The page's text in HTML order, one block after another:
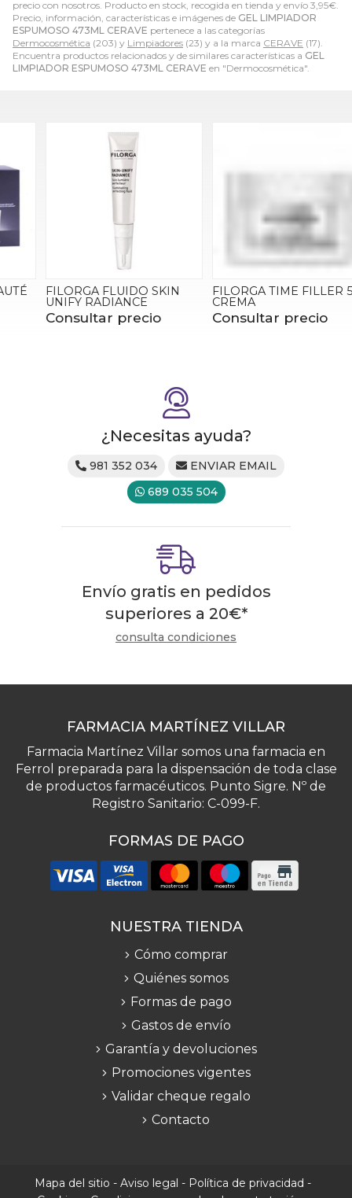
precio con nosotros. Producto en stock, recogida en tienda y envío 3,95€.
Precio, información, características e imágenes de GEL LIMPIADOR
ESPUMOSO 473ML CERAVE pertenece a las categorías
Dermocosmética (203) y Limpiadores (23) y a la marca CERAVE (17).
Encuentra productos relacionados y de similares características a GEL
LIMPIADOR ESPUMOSO 473ML CERAVE en "Dermocosmética".
FILORGA FLUIDO SKIN
UNIFY RADIANCE
Consultar precio
FILORGA TIME FILLER 5XP
CREMA
Consultar precio
¿Necesitas ayuda?
981 352 034
ENVIAR EMAIL
689 035 504
Envío gratis en pedidos
superiores a 20€*
consulta condiciones
FARMACIA MARTÍNEZ VILLAR
Farmacia Martínez Villar somos una farmacia en
Ferrol preparada para la dispensación de toda clase
de productos farmacéuticos. Punto Sigre. Nº de
Registro Sanitario: C-099-F.
FORMAS DE PAGO
NUESTRA TIENDA
Cómo comprar
Quiénes somos
Formas de pago
Gastos de envío
Garantía y devoluciones
Promociones vigentes
Validar cheque regalo
Contacto
Mapa del sitio - Aviso legal - Política de privacidad -